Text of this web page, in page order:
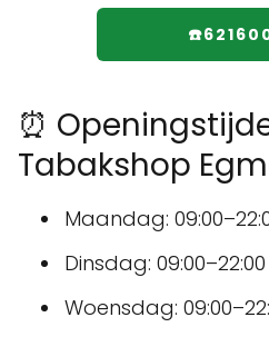
⏰
Tabakshop
Maandag:
Dinsdag: 09:00–22:00
Woensdag: